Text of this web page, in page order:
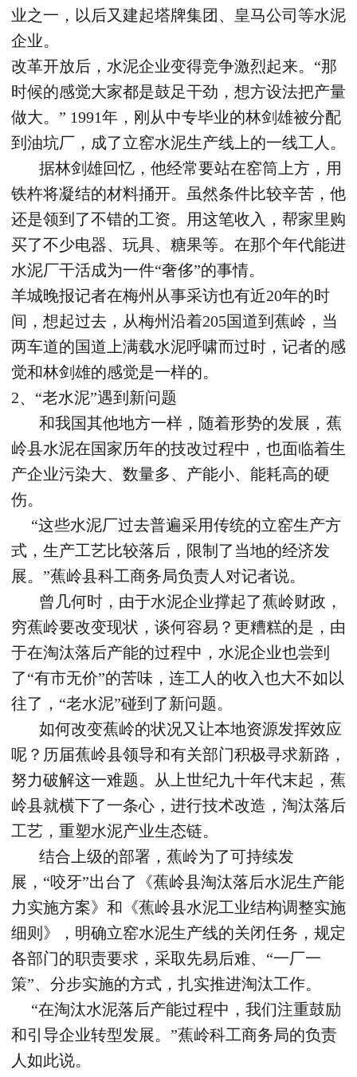
业之一，以后又建起塔牌集团、皇马公司等水泥
企业。
改革开放后，水泥企业变得竞争激烈起来。“那
时候的感觉大家都是鼓足干劲，想方设法把产量
做大。” 1991年，刚从中专毕业的林剑雄被分配
到油坑厂，成了立窑水泥生产线上的一线工人。
据林剑雄回忆，他经常要站在窑筒上方，用
铁杵将凝结的材料捅开。虽然条件比较辛苦，他
还是领到了不错的工资。用这笔收入，帮家里购
买了不少电器、玩具、糖果等。在那个年代能进
水泥厂干活成为一件“奢侈”的事情。
羊城晚报记者在梅州从事采访也有近20年的时
间，想起过去，从梅州沿着205国道到蕉岭，当
两车道的国道上满载水泥呼啸而过时，记者的感
觉和林剑雄的感觉是一样的。
2、“老水泥”遇到新问题
和我国其他地方一样，随着形势的发展，蕉
岭县水泥在国家历年的技改过程中，也面临着生
产企业污染大、数量多、产能小、能耗高的硬
伤。
“这些水泥厂过去普遍采用传统的立窑生产方
式，生产工艺比较落后，限制了当地的经济发
展。”蕉岭县科工商务局负责人对记者说。
曾几何时，由于水泥企业撑起了蕉岭财政，
穷蕉岭要改变现状，谈何容易？更糟糕的是，由
于在淘汰落后产能的过程中，水泥企业也尝到
了“有市无价”的苦味，连工人的收入也大不如以
往了，“老水泥”碰到了新问题。
如何改变蕉岭的状况又让本地资源发挥效应
呢？历届蕉岭县领导和有关部门积极寻求新路，
努力破解这一难题。从上世纪九十年代末起，蕉
岭县就横下了一条心，进行技术改造，淘汰落后
工艺，重塑水泥产业生态链。
结合上级的部署，蕉岭为了可持续发
展，“咬牙”出台了《蕉岭县淘汰落后水泥生产能
力实施方案》和《蕉岭县水泥工业结构调整实施
细则》，明确立窑水泥生产线的关闭任务，规定
各部门的职责要求，采取先易后难、“一厂一
策”、分步实施的方式，扎实推进淘汰工作。
“在淘汰水泥落后产能过程中，我们注重鼓励
和引导企业转型发展。”蕉岭科工商务局的负责
人如此说。